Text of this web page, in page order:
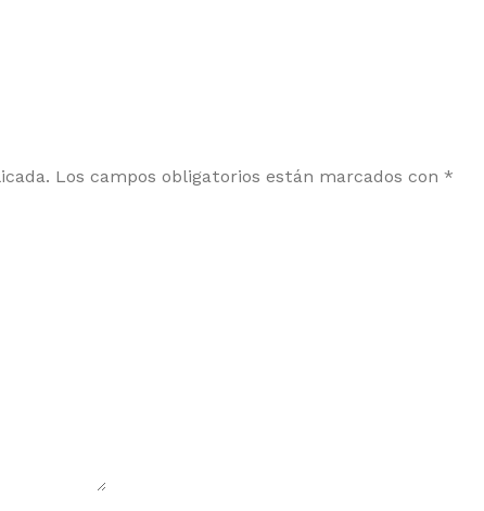
Los campos obligatorios están marcados con *